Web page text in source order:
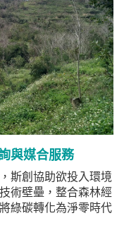
與媒合服務
斯創協助欲投入環境
術壁壘，整合森林經
綠碳轉化為淨零時代